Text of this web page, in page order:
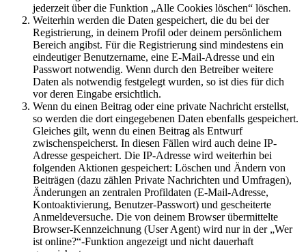
jederzeit über die Funktion „Alle Cookies löschen“ löschen.
Weiterhin werden die Daten gespeichert, die du bei der
Registrierung, in deinem Profil oder deinem persönlichem
Bereich angibst. Für die Registrierung sind mindestens ein
eindeutiger Benutzername, eine E-Mail-Adresse und ein
Passwort notwendig. Wenn durch den Betreiber weitere
Daten als notwendig festgelegt wurden, so ist dies für dich
vor deren Eingabe ersichtlich.
Wenn du einen Beitrag oder eine private Nachricht erstellst,
so werden die dort eingegebenen Daten ebenfalls gespeichert.
Gleiches gilt, wenn du einen Beitrag als Entwurf
zwischenspeicherst. In diesen Fällen wird auch deine IP-
Adresse gespeichert. Die IP-Adresse wird weiterhin bei
folgenden Aktionen gespeichert: Löschen und Ändern von
Beiträgen (dazu zählen Private Nachrichten und Umfragen),
Änderungen an zentralen Profildaten (E-Mail-Adresse,
Kontoaktivierung, Benutzer-Passwort) und gescheiterte
Anmeldeversuche. Die von deinem Browser übermittelte
Browser-Kennzeichnung (User Agent) wird nur in der „Wer
ist online?“-Funktion angezeigt und nicht dauerhaft